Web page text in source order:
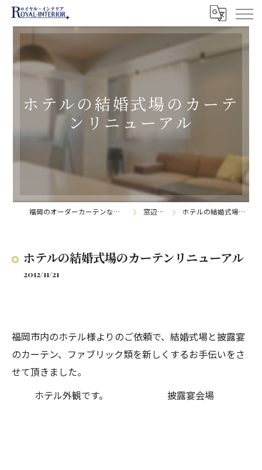
ホテルの結婚式場のカーテ
ンリニューアル
福岡のオーダーカーテンなら株式会社ロイヤル・インテリア 窓辺の日記帳 ホテルの結婚式場のカーテンリニューアル
ホテルの結婚式場のカーテンリニューアル
2012/11/21
福岡市内のホテル様よりのご依頼で、結婚式場と披露宴
のカーテン、ファブリック類を新しくするお手伝いをさ
せて頂きました。
ホテル外観です。
披露宴会場